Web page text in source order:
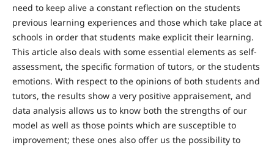
need to keep alive a constant reflection on the students
previous learning experiences and those which take place at
schools in order that students make explicit their learning.
This article also deals with some essential elements as self-
assessment, the specific formation of tutors, or the students
emotions. With respect to the opinions of both students and
tutors, the results show a very positive appraisement, and
data analysis allows us to know both the strengths of our
model as well as those points which are susceptible to
improvement; these ones also offer us the possibility to